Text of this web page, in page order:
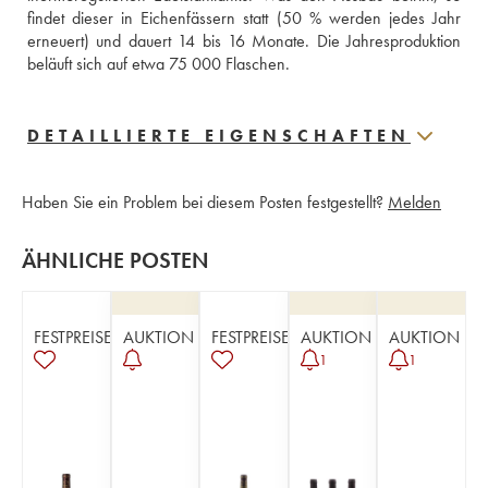
findet dieser in Eichenfässern statt (50 % werden jedes Jahr
erneuert) und dauert 14 bis 16 Monate. Die Jahresproduktion
beläuft sich auf etwa 75 000 Flaschen.
DETAILLIERTE EIGENSCHAFTEN
Haben Sie ein Problem bei diesem Posten festgestellt? Melden
ÄHNLICHE POSTEN
FESTPREISE AUKTION FESTPREISE AUKTION
1
AUKTION
1